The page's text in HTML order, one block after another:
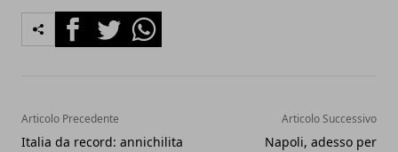
FacebookTwitterWhatsapp
Articolo Precedente
Italia da record: annichilita
Articolo Successivo
Napoli, adesso per